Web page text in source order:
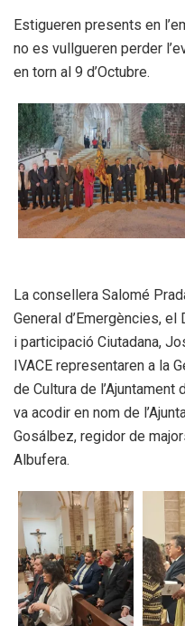
Estigueren presents en
no es vullgueren perder
en torn al 9 d’Octubre.
La consellera Salomé
General d’Emergències,
i participació Ciutadana,
IVACE representaren a la
de Cultura de
va acodir en nom de
Gosálbez, regidor de
Albufera.